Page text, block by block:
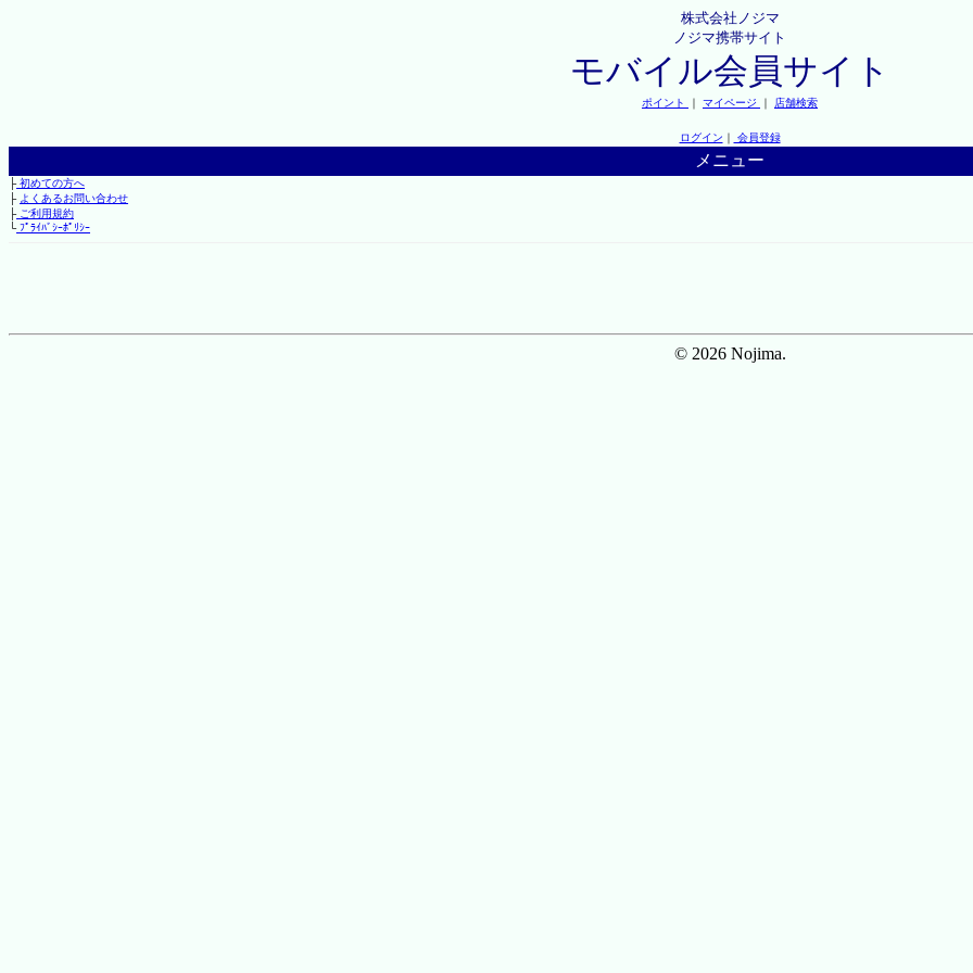
株式会社ノジマ
ノジマ携帯サイト
モバイル会員サイト
ポイント ｜ マイページ ｜ 店舗検索
ログイン ｜ 会員登録
メニュー
├初めての方へ
├ よくあるお問い合わせ
├ご利用規約
└ﾌﾟﾗｲﾊﾞｼｰﾎﾟﾘｼｰ
© 2026 Nojima.